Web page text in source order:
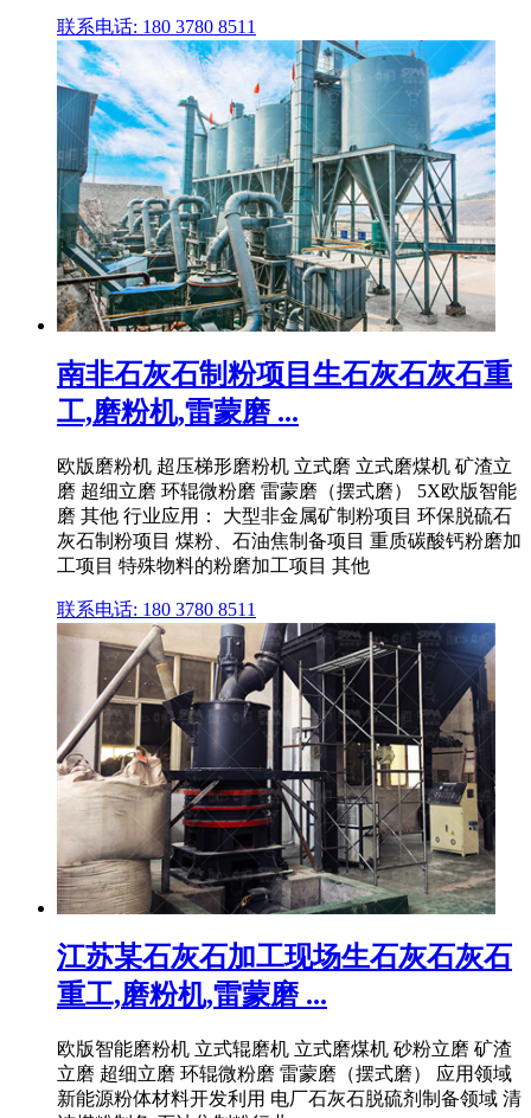
联系电话: 180 3780 8511
南非石灰石制粉项目生石灰石灰石重
工,磨粉机,雷蒙磨 ...
欧版磨粉机 超压梯形磨粉机 立式磨 立式磨煤机 矿渣立
磨 超细立磨 环辊微粉磨 雷蒙磨（摆式磨） 5X欧版智能
磨 其他 行业应用： 大型非金属矿制粉项目 环保脱硫石
灰石制粉项目 煤粉、石油焦制备项目 重质碳酸钙粉磨加
工项目 特殊物料的粉磨加工项目 其他
联系电话: 180 3780 8511
江苏某石灰石加工现场生石灰石灰石
重工,磨粉机,雷蒙磨 ...
欧版智能磨粉机 立式辊磨机 立式磨煤机 砂粉立磨 矿渣
立磨 超细立磨 环辊微粉磨 雷蒙磨（摆式磨） 应用领域
新能源粉体材料开发利用 电厂石灰石脱硫剂制备领域 清